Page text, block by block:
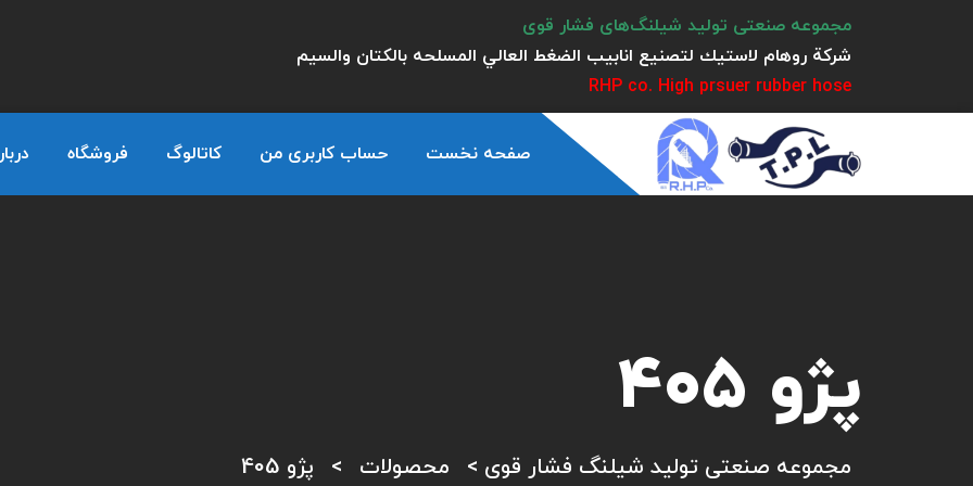
مجموعه صنعتی تولید شیلنگ‌های فشار قوی
شركة روهام لاستيك لتصنيع انابيب الضغط العالي المسلحه بالكتان والسيم
RHP co. High prsuer rubber hose
صفحه نخست حساب کاربری من کاتالوگ فروشگاه
پژو 405
مجموعه صنعتی تولید شیلنگ فشار قوی > محصولات > پژو 405